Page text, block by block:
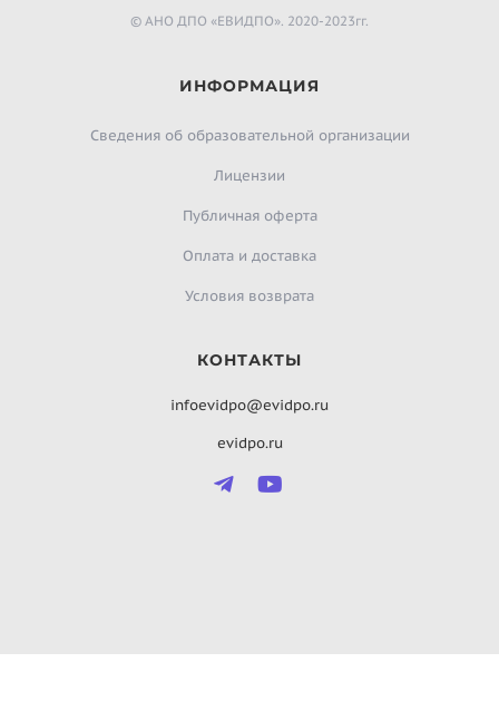
© АНО ДПО «ЕВИДПО». 2020-2023гг.
ИНФОРМАЦИЯ
Сведения об образовательной организации
Лицензии
Публичная оферта
Оплата и доставка
Условия возврата
КОНТАКТЫ
infoevidpo@evidpo.ru
evidpo.ru